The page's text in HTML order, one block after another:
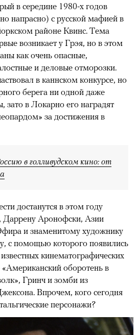
в середине 1980-х годов
напрасно) с русской мафией в
районе Квинс. Тема
возникает у Грэя, но в этом
как очень опасные,
и деловые отморозки.
в каннском конкурсе, но
берега ни одной даже
зато в Локарно его наградят
за достижения в
в голливудском кино: от
достанутся в этом году
Даррену Аронофски, Азии
и знаменитому художнику
с помощью которого появились
кинематографических
оборотень в
Гринч и зомби из
Впрочем, кого сегодня
персонажи?